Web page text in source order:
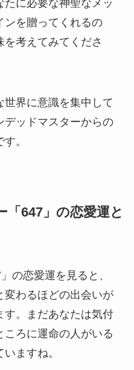
に必要な神聖なメッ
ンを贈ってくれるの
考えてみてくださ
界に意識を集中して
デッドマスターからの
。
647」の恋愛運と
の恋愛運を見ると、
変わるほどの出会いが
す。まだあなたは気付
ろに運命の人がいる
ますね。